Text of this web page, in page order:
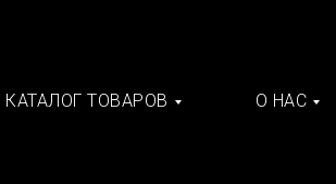
КАТАЛОГ ТОВАРОВ О НАС